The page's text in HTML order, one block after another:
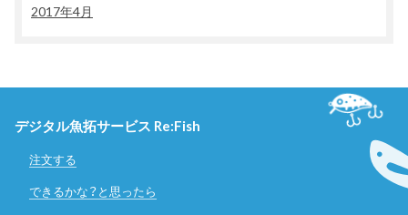
2017年4月
デジタル魚拓サービス Re:Fish
注文する
できるかな？と思ったら